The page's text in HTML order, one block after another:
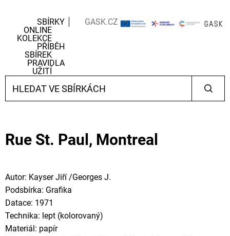
SBÍRKY
ONLINE
KOLEKCE
PŘÍBĚH
SBÍREK
PRAVIDLA
UŽITÍ
GASK.CZ
Rue St. Paul, Montreal
Autor: Kayser Jiří /Georges J.
Podsbírka: Grafika
Datace: 1971
Technika: lept (kolorovaný)
Materiál: papír